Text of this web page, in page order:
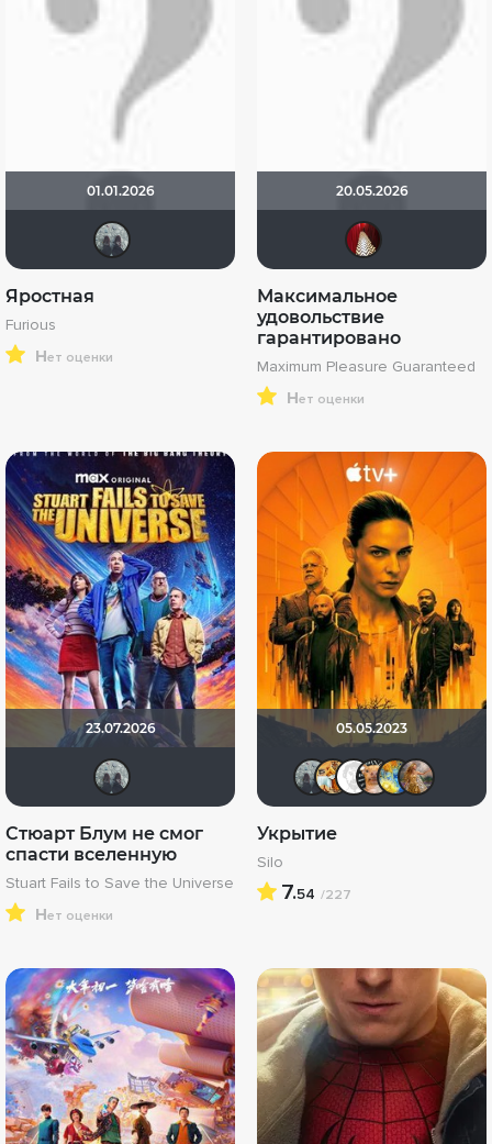
01.01.2026
Яростная
Furious
нет оценки
20.05.2026
Максимальное
удовольствие
гарантировано
Maximum Pleasure Guaranteed
нет оценки
23.07.2026
Стюарт Блум не смог
спасти вселенную
Stuart Fails to Save the Universe
нет оценки
05.05.2023
freeyer
Укрытие
Silo
7.54 /227